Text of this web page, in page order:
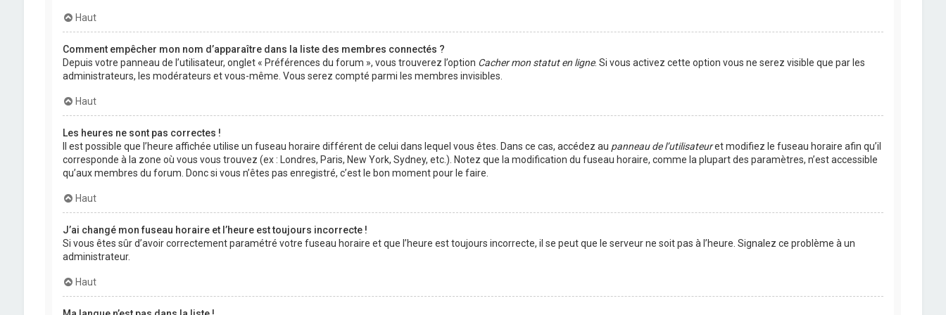
Haut
Comment empêcher mon nom d’apparaître dans la liste des membres connectés ?
Depuis votre panneau de l’utilisateur, onglet « Préférences du forum », vous trouverez l’option Cacher mon statut en ligne. Si vous activez cette option vous ne serez visible que par les
administrateurs, les modérateurs et vous-même. Vous serez compté parmi les membres invisibles.
Haut
Les heures ne sont pas correctes !
Il est possible que l’heure affichée utilise un fuseau horaire différent de celui dans lequel vous êtes. Dans ce cas, accédez au panneau de l’utilisateuret modifiez le fuseau horaire afin qu’il
corresponde à la zone où vous vous trouvez (ex : Londres, Paris, New York, Sydney, etc.). Notez que la modification du fuseau horaire, comme la plupart des paramètres, n’est accessible
qu’aux membres du forum. Donc si vous n’êtes pas enregistré, c’est le bon moment pour le faire.
Haut
J’ai changé mon fuseau horaire et l’heure est toujours incorrecte !
Si vous êtes sûr d’avoir correctement paramétré votre fuseau horaire et que l’heure est toujours incorrecte, il se peut que le serveur ne soit pas à l’heure. Signalez ce problème à un
administrateur.
Haut